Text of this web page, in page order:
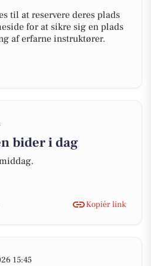
til at reservere deres plads
for at sikre sig en plads
af erfarne instruktører.
bider i dag
Kopiér link
15:45